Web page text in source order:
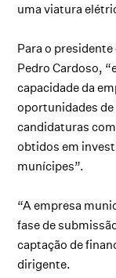
uma viatura
Para o
Pedro Cardoso,
capacidade da
oportunidades
candidaturas
obtidos em
munícipes”.
“A empresa
fase de
captação de
dirigente.